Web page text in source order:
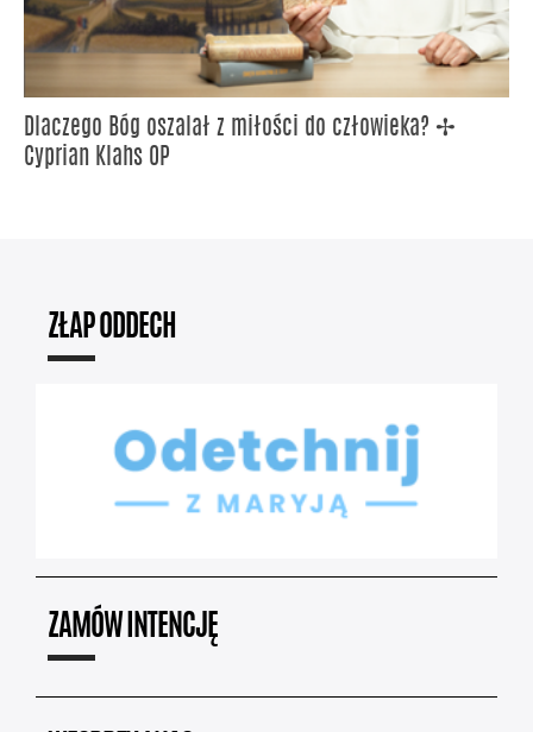
Dlaczego Bóg oszalał z miłości do człowieka? ✢
Cyprian Klahs OP
ZŁAP ODDECH
ZAMÓW INTENCJĘ